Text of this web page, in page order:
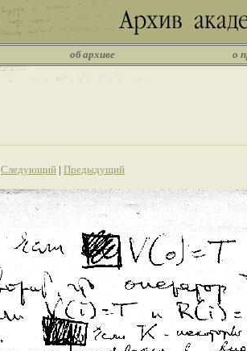
об архиве о
Следующий | Предыдущий